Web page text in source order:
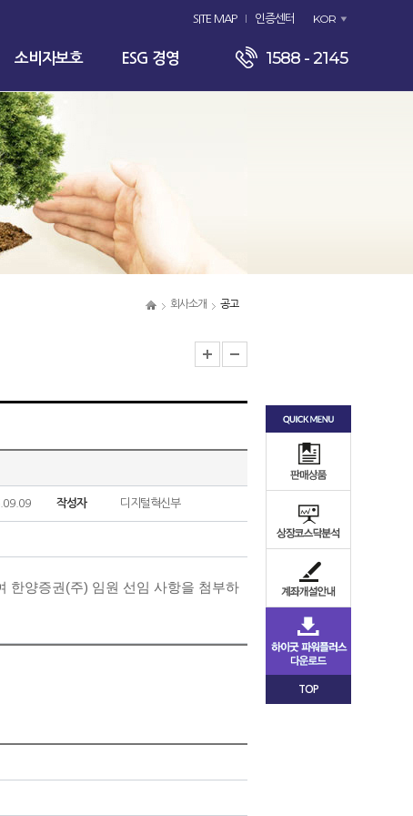
SITE MAP 인증센터 KOR
소비자보호 ESG 경영 1588 - 2145
회사소개 공고
작성자 디지털혁신부
한양증권(주) 임원 선임 사항을 첨부하
TOP